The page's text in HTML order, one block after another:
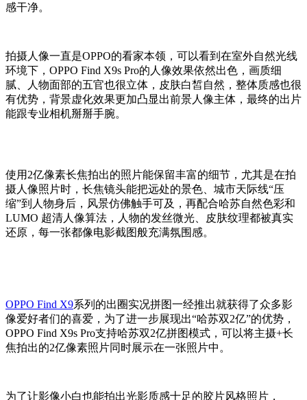
感干净。
拍摄人像一直是OPPO的看家本领，可以看到在室外自然光线
环境下，OPPO Find X9s Pro的人像效果依然出色，画质细
腻、人物面部的五官也很立体，皮肤白皙自然，整体质感也很
有优势，背景虚化效果更加凸显出前景人像主体，最终的出片
能跟专业相机掰掰手腕。
使用2亿像素长焦拍出的照片能保留丰富的细节，尤其是在拍
摄人像照片时，长焦镜头能把远处的景色、城市天际线“压
缩”到人物身后，风景仿佛触手可及，再配合哈苏自然色彩和
LUMO 超清人像算法，人物的发丝微光、皮肤纹理都被真实
还原，每一张都像电影截图般充满氛围感。
OPPO Find X9系列的出圈实况拼图一经推出就获得了众多影
像爱好者们的喜爱，为了进一步展现出“哈苏双2亿”的优势，
OPPO Find X9s Pro支持哈苏双2亿拼图模式，可以将主摄+长
焦拍出的2亿像素照片同时展示在一张照片中。
为了让影像小白也能拍出光影质感十足的胶片风格照片，